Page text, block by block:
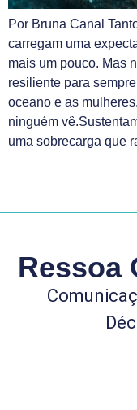
Por Bruna Canal
carregam uma
mais um pouco. Mas
resiliente para
oceano e as
ninguém
uma sobrecarga que
Ressoa